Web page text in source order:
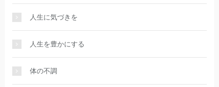
人生に気づきを
人生を豊かにする
体の不調